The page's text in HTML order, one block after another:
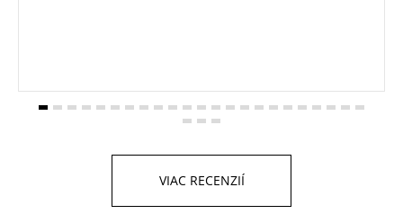
VIAC RECENZIÍ